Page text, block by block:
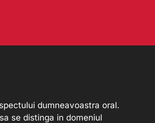
dumneavoastra oral.
se distinga in domeniul